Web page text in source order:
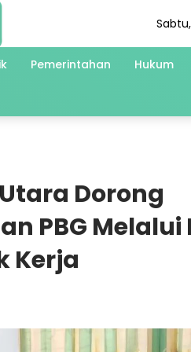
Pemerintahan Hukum
Dorong
PBG Melalui
Kerja